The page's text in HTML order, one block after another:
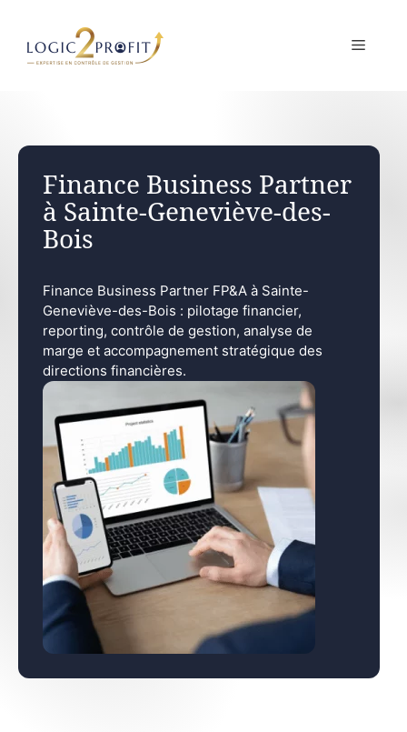
contenu
MENU
Finance Business Partner
à Sainte-Geneviève-des-
Bois
Finance Business Partner FP&A à Sainte-
Geneviève-des-Bois : pilotage financier,
reporting, contrôle de gestion, analyse de
marge et accompagnement stratégique des
directions financières.